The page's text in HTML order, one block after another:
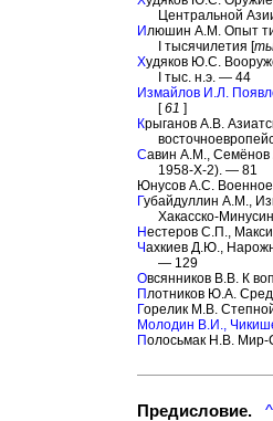
Центральной
Илюшин A.M. Опыт
I тысячилетия [
Худяков Ю.С.
I тыс. н.э. — 44
Измайлов И.Л.
[61 ]
Крыганов А.В.
Савин A.M., Семёнов
1958-X-2). — 81
Юнусов А.С. Военное
Губайдуллин A.M.,
Хакасско-
Нестеров С.П.,
Чахкиев Д.Ю.,
— 129
Овсянников В.В. К
Плотников Ю.А.
Горелик М.В.
Молодин В.И.,
Полосьмак Н.В.
Предисловие.
^